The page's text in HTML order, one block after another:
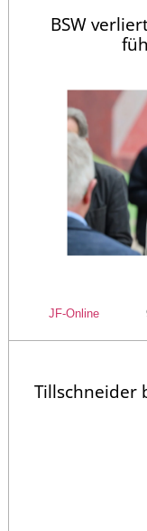
BSW
JF-Online
Tillschneider